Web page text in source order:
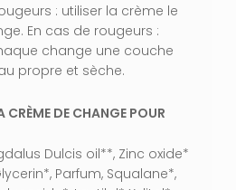
À La Boutique
: utiliser la crème le
En cas de rougeurs :
change une couche
propre et sèche.
DE CHANGE POUR
Dulcis oil**, Zinc oxide*
Parfum, Squalane*,